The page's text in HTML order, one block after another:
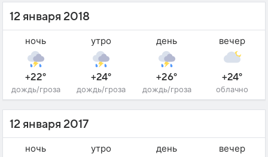
12 января 2018
ночь
+22°
дождь/гроза
утро
+24°
дождь/гроза
день
+26°
дождь/гроза
вечер
+24°
облачно
12 января 2017
ночь утро день вечер